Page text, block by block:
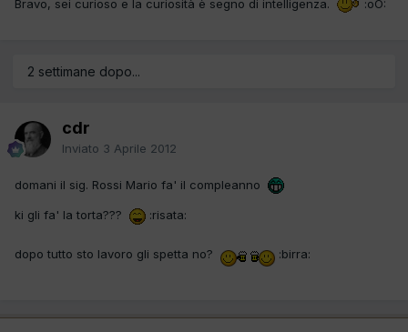
Bravo, sei curioso e la curiosità è segno di intelligenza. :oO:
2 settimane dopo...
cdr
Inviato 3 Aprile 2012
domani il sig. Rossi Mario fa' il compleanno
ki gli fa' la torta??? :risata:
dopo tutto sto lavoro gli spetta no? :birra: